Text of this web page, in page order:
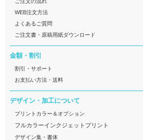
WEB注文方法
よくあるご質問
ご注文書・原稿用紙ダウンロード
金額・割引
割引・サポート
お支払い方法・送料
デザイン・加工について
プリントカラー＆オプション
フルカラーインクジェットプリント
デザイン集・書体